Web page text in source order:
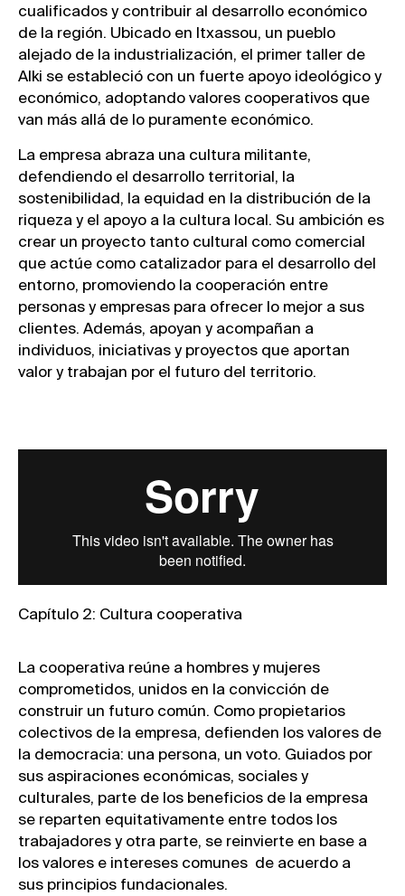
cualificados y contribuir al desarrollo económico
de la región. Ubicado en Itxassou, un pueblo
alejado de la industrialización, el primer taller de
Alki se estableció con un fuerte apoyo ideológico y
económico, adoptando valores cooperativos que
van más allá de lo puramente económico.
La empresa abraza una cultura militante,
defendiendo el desarrollo territorial, la
sostenibilidad, la equidad en la distribución de la
riqueza y el apoyo a la cultura local. Su ambición es
crear un proyecto tanto cultural como comercial
que actúe como catalizador para el desarrollo del
entorno, promoviendo la cooperación entre
personas y empresas para ofrecer lo mejor a sus
clientes. Además, apoyan y acompañan a
individuos, iniciativas y proyectos que aportan
valor y trabajan por el futuro del territorio.
Capítulo 2: Cultura cooperativa
La cooperativa reúne a hombres y mujeres
comprometidos, unidos en la convicción de
construir un futuro común. Como propietarios
colectivos de la empresa, defienden los valores de
la democracia: una persona, un voto. Guiados por
sus aspiraciones económicas, sociales y
culturales, parte de los beneficios de la empresa
se reparten equitativamente entre todos los
trabajadores y otra parte, se reinvierte en base a
los valores e intereses comunes de acuerdo a
sus principios fundacionales.